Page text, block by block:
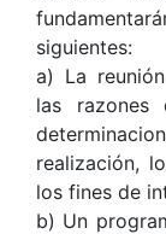
siguientes:
a) La
las razones
realización,
los fines de
b) Un